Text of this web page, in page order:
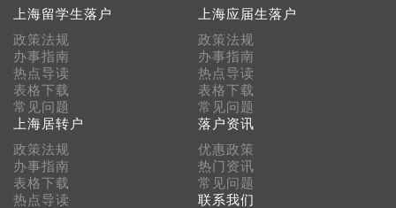
上海留学生落户
政策法规
办事指南
热点导读
表格下载
常见问题
上海应届生落户
政策法规
办事指南
热点导读
表格下载
常见问题
上海居转户
政策法规
办事指南
表格下载
热点导读
落户资讯
优惠政策
热门资讯
常见问题
联系我们